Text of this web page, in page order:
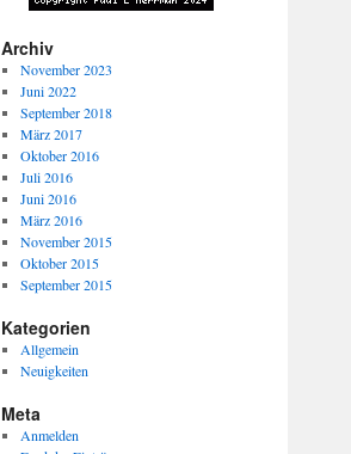
Archiv
November 2023
Juni 2022
September 2018
März 2017
Oktober 2016
Juli 2016
Juni 2016
März 2016
November 2015
Oktober 2015
September 2015
Kategorien
Allgemein
Neuigkeiten
Meta
Anmelden